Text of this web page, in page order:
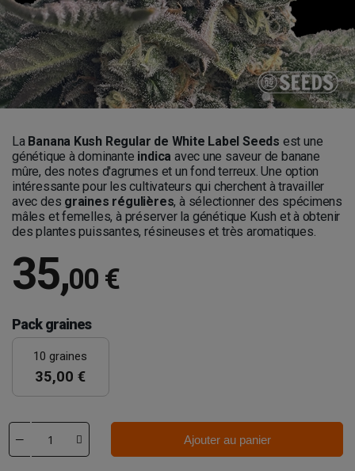
La Banana Kush Regular de White Label Seeds est une
génétique à dominante indica avec une saveur de banane
mûre, des notes d'agrumes et un fond terreux. Une option
intéressante pour les cultivateurs qui cherchent à travailler
avec des graines régulières, à sélectionner des spécimens
mâles et femelles, à préserver la génétique Kush et à obtenir
des plantes puissantes, résineuses et très aromatiques.
35,00 €
Pack graines
10 graines
35,00 €
Ajouter au panier